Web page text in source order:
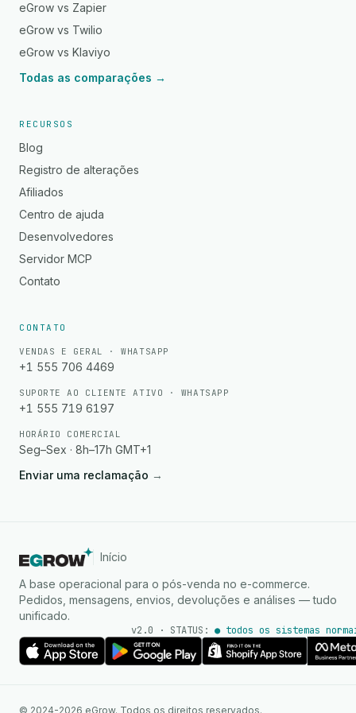
eGrow vs Zapier
eGrow vs Twilio
eGrow vs Klaviyo
Todas as comparações →
RECURSOS
Blog
Registro de alterações
Afiliados
Centro de ajuda
Desenvolvedores
Servidor MCP
Contato
CONTATO
VENDAS E GERAL · WHATSAPP
+1 555 706 4469
SUPORTE AO CLIENTE ATIVO · WHATSAPP
+1 555 719 6197
HORÁRIO COMERCIAL
Seg–Sex · 8h–17h GMT+1
Enviar uma reclamação →
Início
A base operacional para o pós-venda no e-commerce.
Pedidos, mensagens, envios, devoluções e análises — tudo
unificado.
v2.0 · STATUS: ● todos os sistemas
© 2024-2026 eGrow. Todos os direitos reservados.